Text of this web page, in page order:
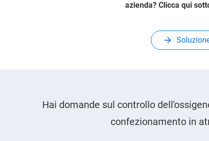
azienda? Clicca qui
Hai domande sul controllo
confezionamento in